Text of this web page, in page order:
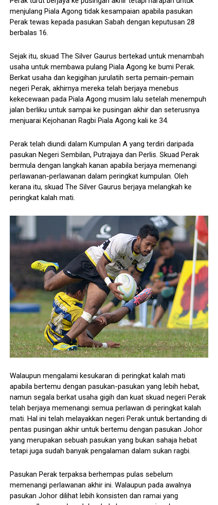
menjulang Piala Agong tidak kesampaian apabila pasukan
Perak tewas kepada pasukan Sabah dengan keputusan 28
berbalas 16.
Sejak itu, skuad The Silver Gaurus bertekad untuk menambah
usaha untuk membawa pulang Piala Agong ke bumi Perak.
Berkat usaha dan kegigihan jurulatih serta pemain-pemain
negeri Perak, akhirnya mereka telah berjaya menebus
kekecewaan pada Piala Agong musim lalu setelah menempuh
jalan berliku untuk sampai ke pusingan akhir dan seterusnya
menjuarai Kejohanan Ragbi Piala Agong kali ke 34.
Perak telah diundi dalam Kumpulan A yang terdiri daripada
pasukan Negeri Sembilan, Putrajaya dan Perlis. Skuad Perak
bermula dengan langkah kanan apabila berjaya memenangi
perlawanan-perlawanan dalam peringkat kumpulan. Oleh
kerana itu, skuad The Silver Gaurus berjaya melangkah ke
peringkat kalah mati.
Walaupun mengalami kesukaran di peringkat kalah mati
apabila bertemu dengan pasukan-pasukan yang lebih hebat,
namun segala berkat usaha gigih dan kuat skuad negeri Perak
telah berjaya memenangi semua perlawan di peringkat kalah
mati. Hal ini telah melayakkan negeri Perak untuk bertanding di
pentas pusingan akhir untuk bertemu dengan pasukan Johor
yang merupakan sebuah pasukan yang bukan sahaja hebat
tetapi juga sudah banyak pengalaman dalam sukan ragbi.
Pasukan Perak terpaksa berhempas pulas sebelum
memenangi perlawanan akhir ini. Walaupun pada awalnya
pasukan Johor dilihat lebih konsisten dan ramai yang